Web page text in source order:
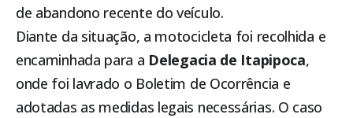
de abandono recente do veículo.
Diante da situação, a motocicleta foi recolhida e
encaminhada para a Delegacia de Itapipoca,
onde foi lavrado o Boletim de Ocorrência e
adotadas as medidas legais necessárias. O caso